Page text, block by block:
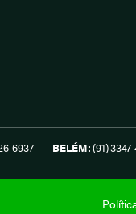
6937 BELÉM:(91) 3347-